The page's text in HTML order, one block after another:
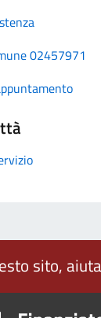
02457971
sito,